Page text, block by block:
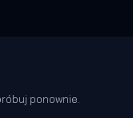
ponownie.